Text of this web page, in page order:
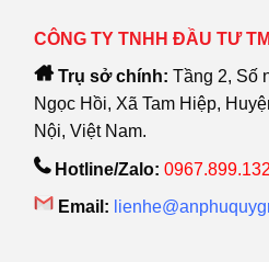
CÔNG TY TNHH ĐẦU TƯ
Trụ sở chính: Tầng 2, Số
Ngọc Hồi, Xã Tam Hiệp,
Nội, Việt Nam.
Hotline/Zalo: 0967.899.132
Email: